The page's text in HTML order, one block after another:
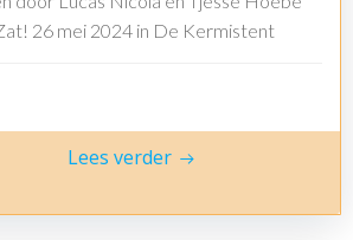
26 mei 2024 in De Kermistent
Lees verder